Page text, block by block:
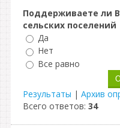
Поддерживаете ли
сельских поселений
Да
Нет
Все равно
Результаты | Архив
Всего ответов: 34